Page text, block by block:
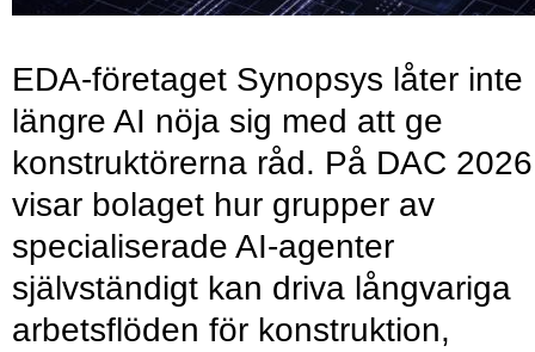
EDA-företaget Synopsys låter inte
längre AI nöja sig med att ge
konstruktörerna råd. På DAC 2026
visar bolaget hur grupper av
specialiserade AI-agenter
självständigt kan driva långvariga
arbetsflöden för konstruktion,